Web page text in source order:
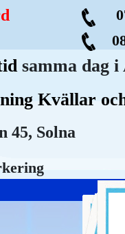
samma dag
Kvällar
45, Solna